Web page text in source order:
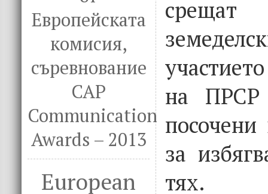
Европейската
комисия,
съревнование
CAP
Communication
Awards – 2013
European
на ПРСР
за
тях.